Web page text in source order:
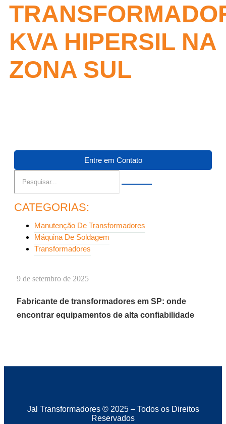
KVA HIPERSIL NA
ZONA SUL
9 de setembro de 2025
Fabricante de transformadores em SP: onde
encontrar equipamentos de alta confiabilidade
Entre em Contato
CATEGORIAS:
Manutenção De Transformadores
Máquina De Soldagem
Transformadores
Jal Transformadores © 2025 – Todos os Direitos
Reservados